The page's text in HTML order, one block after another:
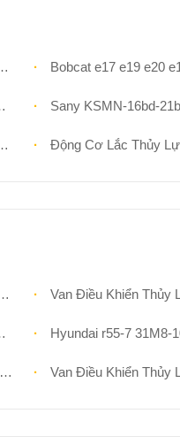
Bobcat e17 e19 e20 e17z e20z
Sany KSMN-16bd-21b
Động Cơ Lắc Thủy Lực Cho pc1000-1 pc1000lc-1 pc1000se-
Van Điều Khiển Thủy
Hyundai r55-7 31M8-10110 31M8-
Van Điều Khiển Thủy Lực Chính Cho pc2000-8